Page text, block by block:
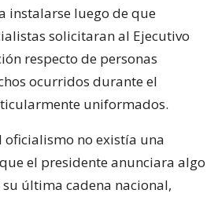
instalarse luego de que
solicitaran al Ejecutivo
respecto de personas
ocurridos durante el
uniformados.
oficialismo no existía una
el presidente anunciara algo
última cadena nacional,